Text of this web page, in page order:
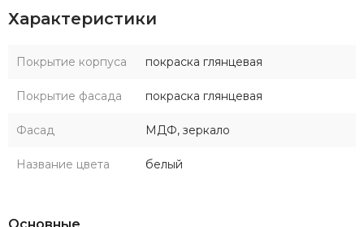
оснащен LED-подсветкой. Плавное закрывание
доводчиком.
Характеристики
Покрытие корпуса покраска глянцевая
Покрытие фасада покраска глянцевая
Фасад МДФ, зеркало
Название цвета белый
Основные